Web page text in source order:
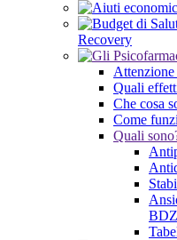
Recovery
Quali
Che cosa
Come
Quali